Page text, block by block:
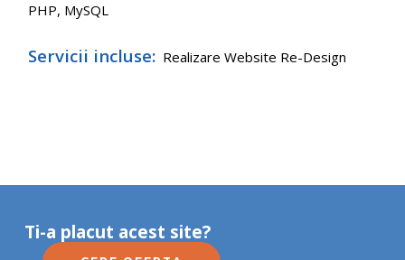
PHP, MySQL
Servicii incluse: Realizare Website Re-Design
Ti-a placut acest site?